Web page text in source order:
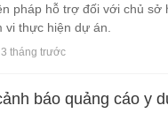
pháp hỗ trợ đối với chủ
vi thực hiện dự án.
3 tháng trước
báo quảng cáo y